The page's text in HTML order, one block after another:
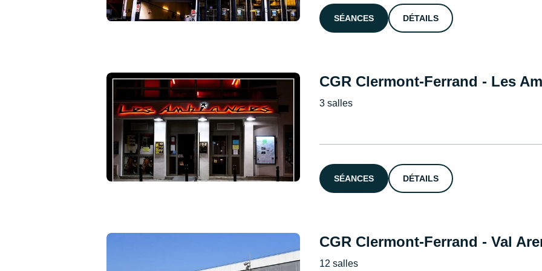
SÉANCES DÉTAILS
CGR Clermont-Ferrand - Les
3 salles
SÉANCES DÉTAILS
CGR Clermont-Ferrand - Val
12 salles